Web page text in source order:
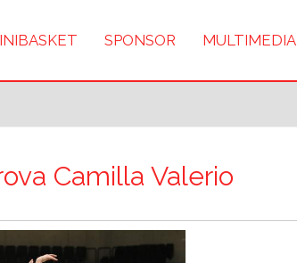
SPONSOR MULTIMEDIA
Camilla Valerio